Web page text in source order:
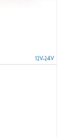
12V-24V